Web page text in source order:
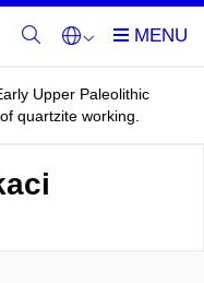
Upper Paleolithic
quartzite working.